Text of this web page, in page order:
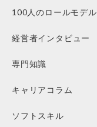
100人のロールモデル
経営者インタビュー
専門知識
キャリアコラム
ソフトスキル